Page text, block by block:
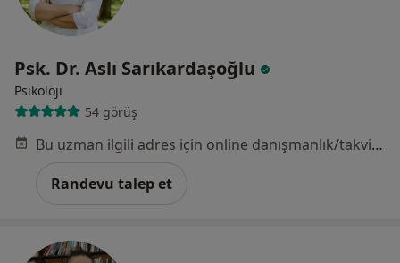
Psk. Dr. Aslı Sarıkardaşoğlu
Psikoloji
54 görüş
Bu uzman ilgili adres için online danışmanlık/takvim sunmuyor.
Randevu talep et